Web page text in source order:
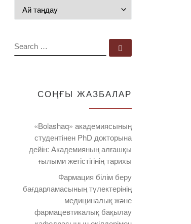
SEARCH
СОҢҒЫ ЖАЗБАЛАР
«Bolashaq» академиясының
студентінен PhD докторына
дейін: Академияның алғашқы
ғылыми жетістігінің тарихы
Фармация білім беру
бағдарламасының түлектерінің
медициналық және
фармацевтикалық бақылау